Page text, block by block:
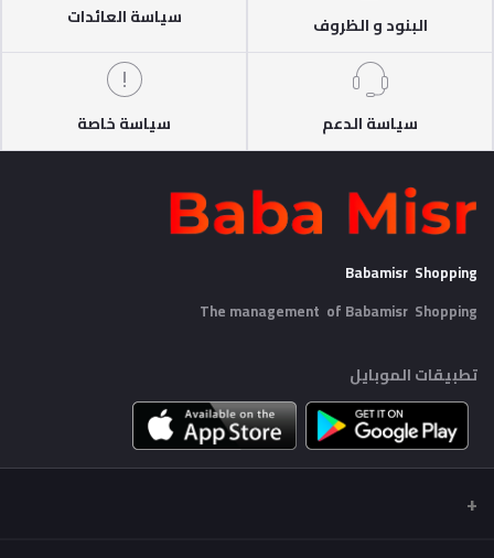
البنود و الظروف سياسة العائدات
سياسة الدعم سياسة خاصة
Babamisr Shopping
The management of Babamisr Shopping
تطبيقات الموبايل